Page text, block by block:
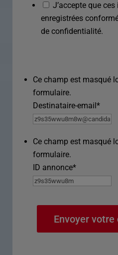
J’accepte que
enregistrées
de confidentialité.
Ce champ est masqué
formulaire.
Destinataire-email*
Ce champ est masqué
formulaire.
ID annonce*